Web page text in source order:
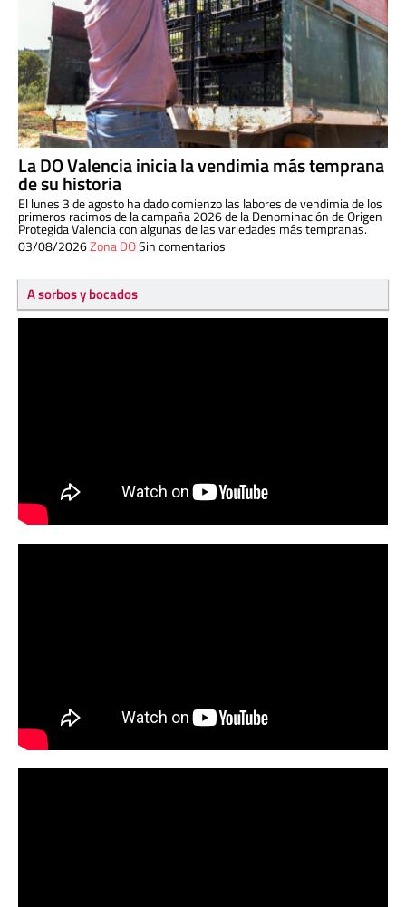
La DO Valencia inicia la vendimia más temprana
de su historia
El lunes 3 de agosto ha dado comienzo las labores de vendimia de los
primeros racimos de la campaña 2026 de la Denominación de Origen
Protegida Valencia con algunas de las variedades más tempranas.
03/08/2026Zona DOSin comentarios
A sorbos y bocados